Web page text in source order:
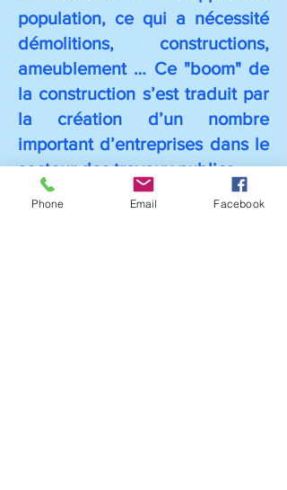
population, ce qui a nécessité
démolitions, constructions,
ameublement … Ce "boom" de
la construction s’est traduit par
la création d’un nombre
important d’entreprises dans le
secteur des travaux publics.
Voici, à partir d’archives
Phone Email Facebook